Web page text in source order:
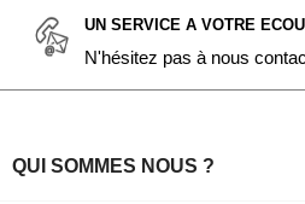
UN SERVICE A VOTRE
N'hésitez pas à nous
QUI SOMMES NOUS ?